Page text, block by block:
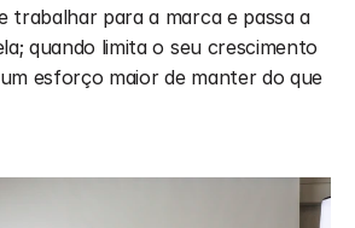
trabalhar para a marca e passa a
quando limita o seu crescimento
esforço maior de manter do que